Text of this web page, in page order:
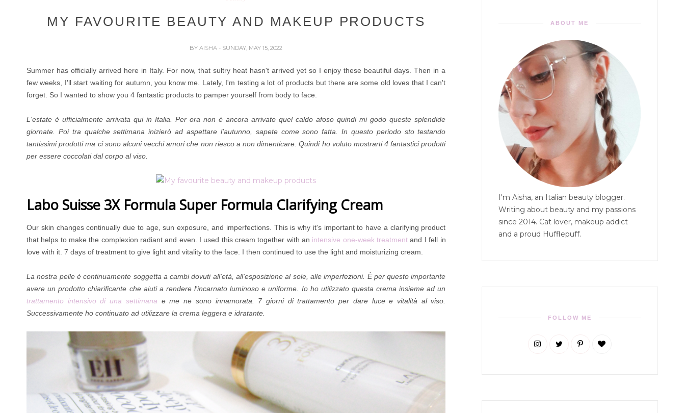
MY FAVOURITE BEAUTY AND MAKEUP PRODUCTS
BYAISHA- SUNDAY, MAY 15, 2022
Summer has officially arrived here in Italy. For now, that sultry heat hasn't arrived yet so I enjoy these beautiful days. Then in a
few weeks, I'll start waiting for autumn, you know me. Lately, I'm testing a lot of products but there are some old loves that I can't
forget. So I wanted to show you 4 fantastic products to pamper yourself from body to face.
L'estate è ufficialmente arrivata qui in Italia. Per ora non è ancora arrivato quel caldo afoso quindi mi godo queste splendide
giornate. Poi tra qualche settimana inizierò ad aspettare l'autunno, sapete come sono fatta. In questo periodo sto testando
tantissimi prodotti ma ci sono alcuni vecchi amori che non riesco a non dimenticare. Quindi ho voluto mostrarti 4 fantastici prodotti
per essere coccolati dal corpo al viso.
Labo Suisse 3X Formula Super Formula Clarifying Cream
Our skin changes continually due to age, sun exposure, and imperfections. This is why it's important to have a clarifying product
that helps to make the complexion radiant and even. I used this cream together with an intensive one-week treatment and I fell in
love with it. 7 days of treatment to give light and vitality to the face. I then continued to use the light and moisturizing cream.
La nostra pelle è continuamente soggetta a cambi dovuti all'età, all'esposizione al sole, alle imperfezioni. È per questo importante
avere un prodotto chiarificante che aiuti a rendere l'incarnato luminoso e uniforme. Io ho utilizzato questa crema insieme ad un
trattamento intensivo di una settimana e me ne sono innamorata. 7 giorni di trattamento per dare luce e vitalità al viso.
Successivamente ho continuato ad utilizzare la crema leggera e idratante.
ABOUT ME
I'm Aisha, an Italian beauty blogger.
Writing about beauty and my passions
since 2014. Cat lover, makeup addict
and a proud Hufflepuff.
FOLLOW ME